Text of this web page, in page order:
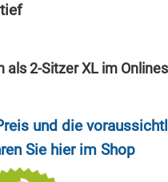
als 2-Sitzer XL im
und die
Sie hier im Shop